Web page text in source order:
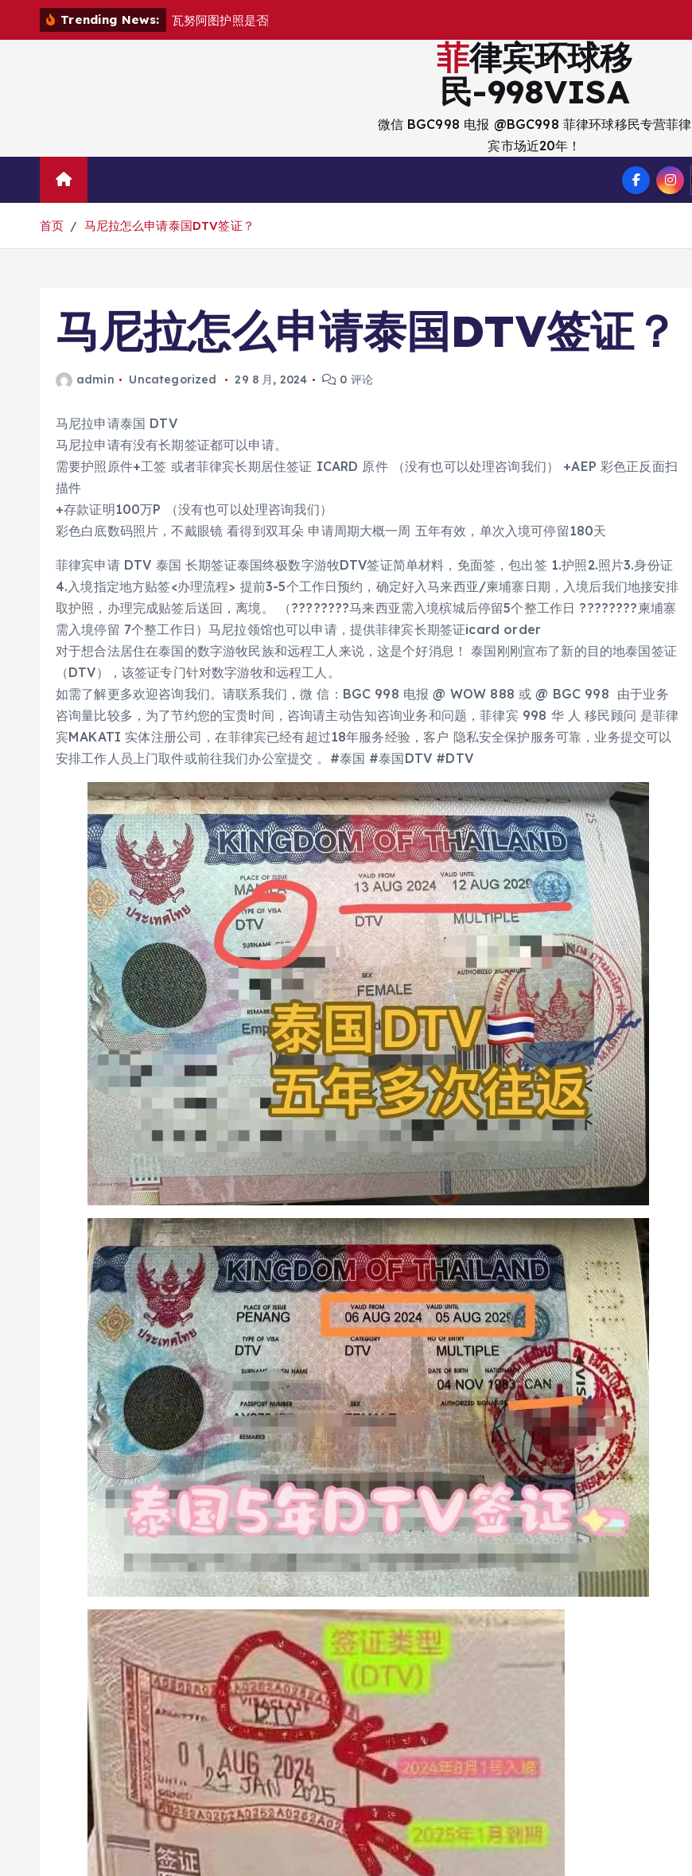
Trending News: 瓦努阿图护照是否
菲律宾环球移
民-998VISA
微信 BGC998 电报 @BGC998 菲律环球移民专营菲律
宾市场近20年！
首页 马尼拉怎么申请泰国DTV签证？
马尼拉怎么申请泰国DTV签证？
admin Uncategorized 29 8 月, 2024 0 评论
马尼拉申请泰国 DTV
马尼拉申请有没有长期签证都可以申请。
需要护照原件+工签 或者菲律宾长期居住签证 ICARD 原件 （没有也可以处理咨询我们） +AEP 彩色正反面扫
描件
+存款证明100万P （没有也可以处理咨询我们）
彩色白底数码照片，不戴眼镜 看得到双耳朵 申请周期大概一周 五年有效，单次入境可停留180天
菲律宾申请 DTV 泰国 长期签证泰国终极数字游牧DTV签证简单材料，免面签，包出签 1.护照2.照片3.身份证
4.入境指定地方贴签<办理流程> 提前3-5个工作日预约，确定好入马来西亚/柬埔寨日期，入境后我们地接安排
取护照，办理完成贴签后送回，离境。 （????????马来西亚需入境槟城后停留5个整工作日 ????????柬埔寨
需入境停留 7个整工作日）马尼拉领馆也可以申请，提供菲律宾长期签证icard order
对于想合法居住在泰国的数字游牧民族和远程工人来说，这是个好消息！ 泰国刚刚宣布了新的目的地泰国签证
（DTV），该签证专门针对数字游牧和远程工人。
如需了解更多欢迎咨询我们。请联系我们，微 信：BGC 998 电报 @ WOW 888 或 @ BGC 998 由于业务
咨询量比较多，为了节约您的宝贵时间，咨询请主动告知咨询业务和问题，菲律宾 998 华 人 移民顾问 是菲律
宾MAKATI 实体注册公司，在菲律宾已经有超过18年服务经验，客户 隐私安全保护服务可靠，业务提交可以
安排工作人员上门取件或前往我们办公室提交 。#泰国 #泰国DTV #DTV